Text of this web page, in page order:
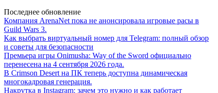
Последнее обновление
Компания ArenaNet пока не анонсировала игровые расы в
Guild Wars 3.
Как выбрать виртуальный номер для Telegram: полный обзор
и советы для безопасности
Премьера игры Onimusha: Way of the Sword официально
перенесена на 4 сентября 2026 года.
В Crimson Desert на ПК теперь доступна динамическая
многокадровая генерация.
Накрутка в Instagram: зачем это нужно и как работает